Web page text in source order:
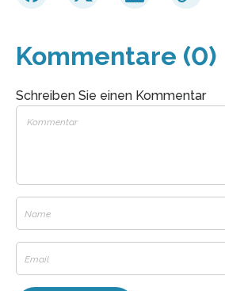
Kommentare (0)
Schreiben Sie einen Kommentar